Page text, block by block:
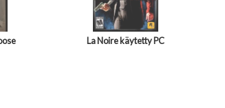
La Noire käytetty PC